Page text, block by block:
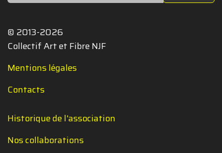
© 2013-2026
Collectif Art et Fibre NJF
Mentions légales
Contacts
Historique de l'association
Nos collaborations